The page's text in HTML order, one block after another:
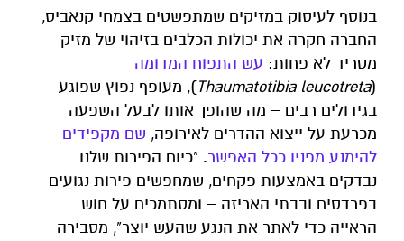
בנוסף לעיסוק במזיקים שמתפשטים בצמחי קנאביס,
החברה חקרה את יכולות הכלבים בזיהוי של מזיק
מטריד לא פחות: עש התפוח המדומה
(
Thaumatotibia leucotreta), מעופף נפוץ שפוגע
בגידולים רבים – מה שהופך אותו לבעל השפעה
מכרעת על ייצוא ההדרים לאירופה, שם מקפידים
להימנע מפניו ככל האפשר. "כיום הפירות שלנו
נבדקים באמצעות פקחים, שמחפשים פירות נגועים
בפרדסים ובבתי האריזה – ומסתמכים על חוש
הראייה כדי לאתר את הנגע שהעש יוצר", מסבירה